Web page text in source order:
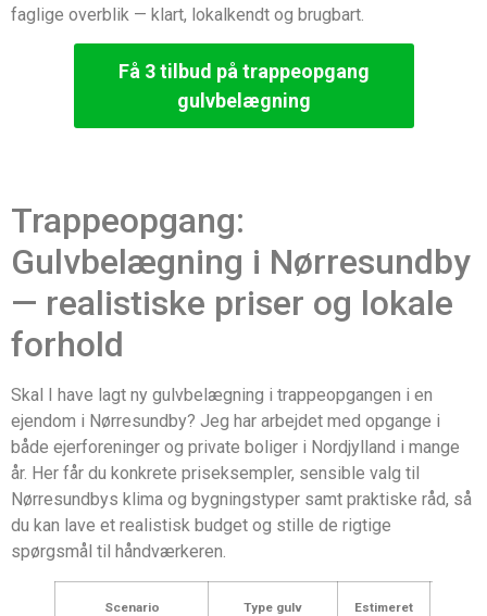
faglige overblik — klart, lokalkendt og brugbart.
Få 3 tilbud på trappeopgang
gulvbelægning
Trappeopgang:
Gulvbelægning i Nørresundby
— realistiske priser og lokale
forhold
Skal I have lagt ny gulvbelægning i trappeopgangen i en
ejendom i Nørresundby? Jeg har arbejdet med opgange i
både ejerforeninger og private boliger i Nordjylland i mange
år. Her får du konkrete priseksempler, sensible valg til
Nørresundbys klima og bygningstyper samt praktiske råd, så
du kan lave et realistisk budget og stille de rigtige
spørgsmål til håndværkeren.
Scenario Type gulv
Estimeret